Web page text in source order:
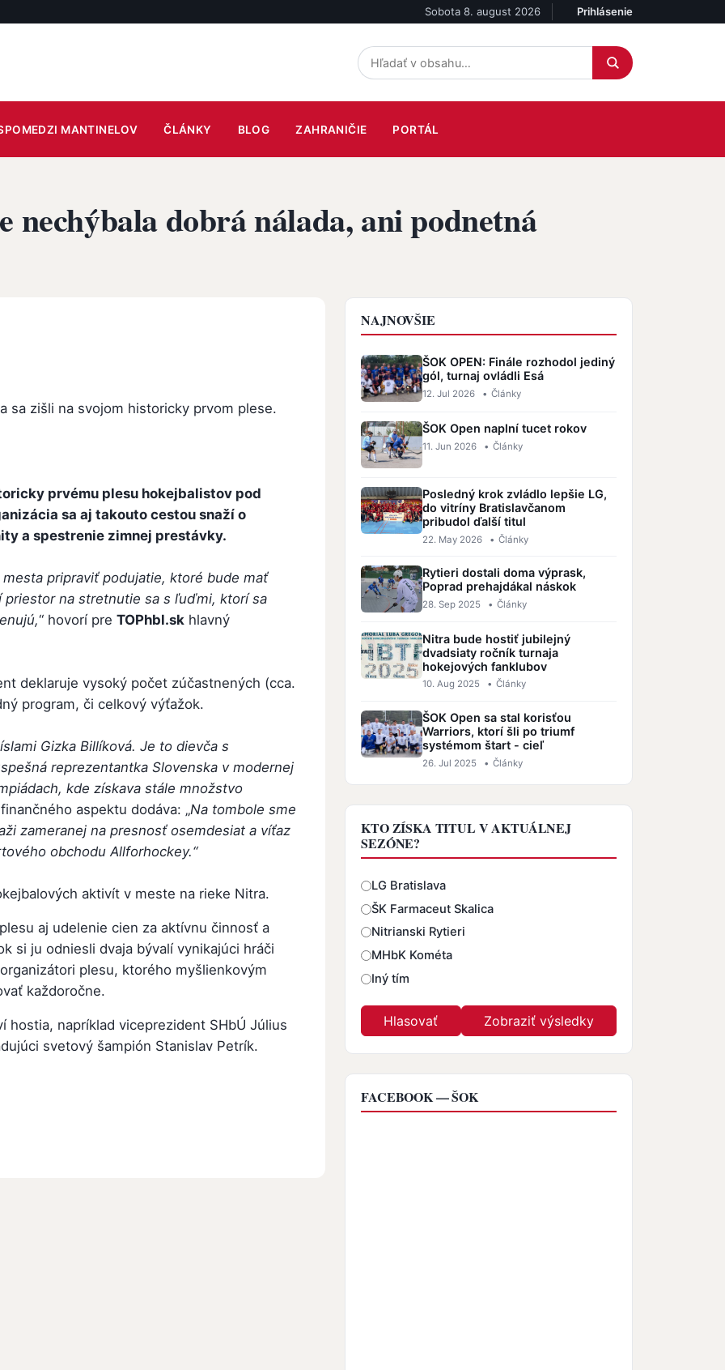
Sobota 8. august 2026 Účet
Prihlásenie
MANTINELOV ČLÁNKY BLOG ZAHRANIČIE PORTÁL
nechýbala dobrá nálada, ani podnetná
sa zišli na svojom historicky prvom plese.
prvému plesu hokejbalistov pod
sa aj takouto cestou snaží o
a spestrenie zimnej prestávky.
pripraviť podujatie, ktoré bude mať
priestor na stretnutie sa s ľuďmi, ktorí sa
“ hovorí pre TOPhbl.sk hlavný
deklaruje vysoký počet zúčastnených (cca.
program, či celkový výťažok.
Gizka Billíková. Je to dievča s
reprezentantka Slovenska v modernej
kde získava stále množstvo
aspektu dodáva: „Na tombole sme
zameranej na presnosť osemdesiat a víťaz
obchodu Allforhockey.“
aktivít v meste na rieke Nitra.
aj udelenie cien za aktívnu činnosť a
si ju odniesli dvaja bývalí vynikajúci hráči
plesu, ktorého myšlienkovým
každoročne.
hostia, napríklad viceprezident SHbÚ Július
svetový šampión Stanislav Petrík.
NAJNOVŠIE
ŠOK OPEN: Finále rozhodol jediný
gól, turnaj ovládli Esá
12. Jul 2026 • Články
ŠOK Open naplní tucet rokov
11. Jun 2026 • Články
Posledný krok zvládlo lepšie LG,
do vitríny Bratislavčanom
pribudol ďalší titul
22. May 2026 • Články
Rytieri dostali doma výprask,
Poprad prehajdákal náskok
28. Sep 2025 • Články
Nitra bude hostiť jubilejný
dvadsiaty ročník turnaja
hokejových fanklubov
10. Aug 2025 • Články
ŠOK Open sa stal korisťou
Warriors, ktorí šli po triumf
systémom štart - cieľ
26. Jul 2025 • Články
KTO ZÍSKA TITUL V AKTUÁLNEJ
SEZÓNE?
Odpovede
LG Bratislava
ŠK Farmaceut Skalica
Nitrianski Rytieri
MHbK Kométa
Iný tím
FACEBOOK — ŠOK